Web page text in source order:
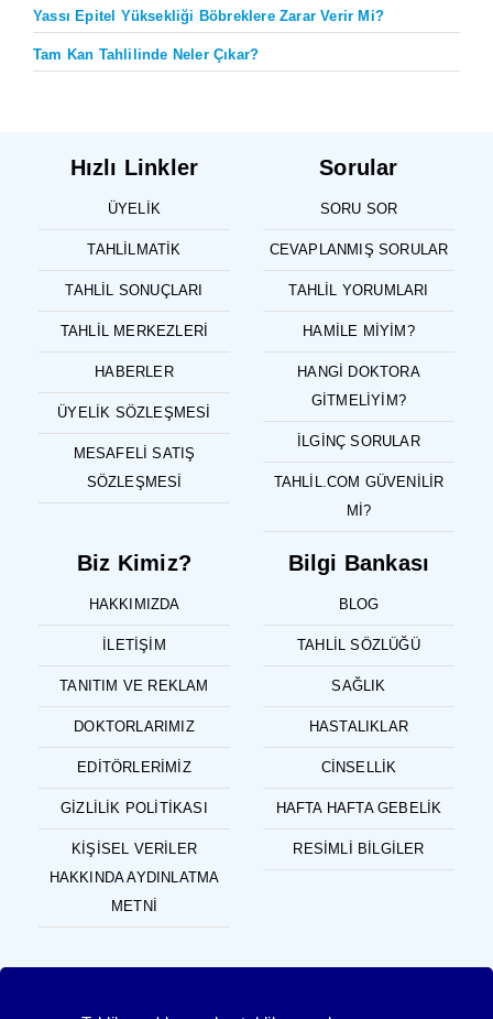
Yassı Epitel Yüksekliği Böbreklere Zarar Verir Mi?
Tam Kan Tahlilinde Neler Çıkar?
Hızlı Linkler
ÜYELIK
TAHLILMATIK
TAHLIL SONUÇLARI
TAHLIL MERKEZLERI
HABERLER
ÜYELIK SÖZLEŞMESI
MESAFELI SATIŞ
SÖZLEŞMESI
Sorular
SORU SOR
CEVAPLANMIŞ SORULAR
TAHLIL YORUMLARI
HAMILE MIYIM?
HANGI DOKTORA
GITMELIYIM?
İLGINÇ SORULAR
TAHLIL.COM GÜVENILIR
MI?
Biz Kimiz?
HAKKIMIZDA
İLETIŞIM
TANITIM VE REKLAM
DOKTORLARIMIZ
EDITÖRLERIMIZ
GIZLILIK POLITIKASI
KIŞISEL VERILER
HAKKINDA AYDINLATMA
METNI
Bilgi Bankası
BLOG
TAHLIL SÖZLÜĞÜ
SAĞLIK
HASTALIKLAR
CINSELLIK
HAFTA HAFTA GEBELIK
RESIMLI BILGILER